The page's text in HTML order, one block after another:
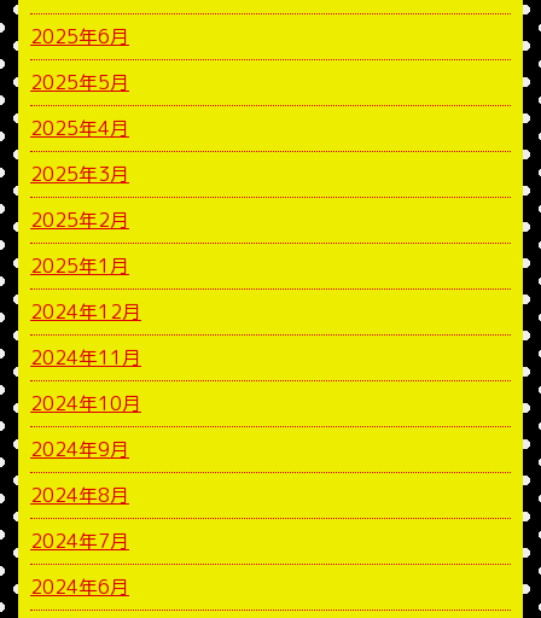
2025年6月
2025年5月
2025年4月
2025年3月
2025年2月
2025年1月
2024年12月
2024年11月
2024年10月
2024年9月
2024年8月
2024年7月
2024年6月